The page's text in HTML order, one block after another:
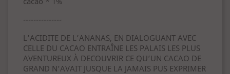
---------------
L’ACIDITE DE L’ANANAS, EN DIALOGUANT AVEC
CELLE DU CACAO ENTRAÎNE LES PALAIS LES PLUS
AVENTUREUX À DECOUVRIR CE QU’UN CACAO DE
GRAND N’AVAIT JUSQUE LA JAMAIS PUS EXPRIMER